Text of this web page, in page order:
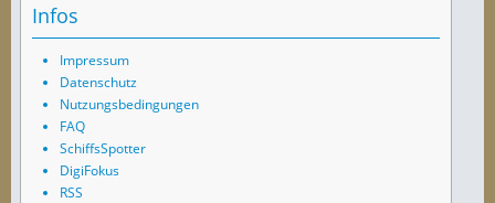
Infos
Impressum
Datenschutz
Nutzungsbedingungen
FAQ
SchiffsSpotter
DigiFokus
RSS